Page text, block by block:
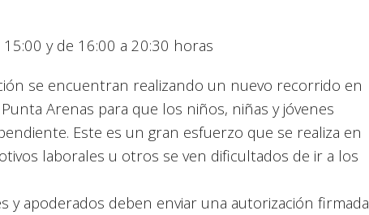
y de 16:00 a 20:30 horas
se encuentran realizando un nuevo recorrido en
Arenas para que los niños, niñas y jóvenes
Este es un gran esfuerzo que se realiza en
laborales u otros se ven dificultados de ir a los
y apoderados deben enviar una autorización firmada